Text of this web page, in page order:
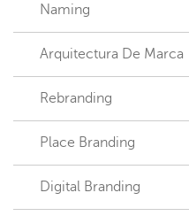
Naming
Arquitectura De Marca
Rebranding
Place Branding
Digital Branding